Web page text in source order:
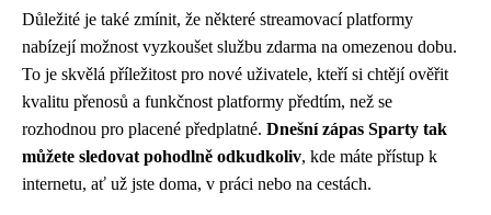
Důležité je také zmínit, že některé streamovací platformy
nabízejí možnost vyzkoušet službu zdarma na omezenou dobu.
To je skvělá příležitost pro nové uživatele, kteří si chtějí ověřit
kvalitu přenosů a funkčnost platformy předtím, než se
rozhodnou pro placené předplatné. Dnešní zápas Sparty tak
můžete sledovat pohodlně odkudkoliv, kde máte přístup k
internetu, ať už jste doma, v práci nebo na cestách.